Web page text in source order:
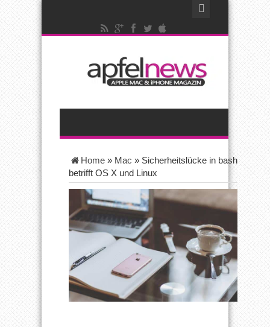
Home » Mac » Sicherheitslücke in bash
betrifft OS X und Linux